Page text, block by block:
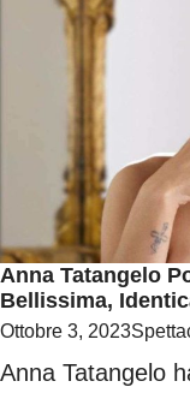
Anna Tatangelo
Bellissima,
Ottobre 3, 2023
Anna Tatangelo